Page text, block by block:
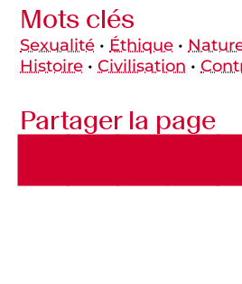
Mots clés
Sexualité • Éthique •
Histoire •Civilisation •
Partager la page